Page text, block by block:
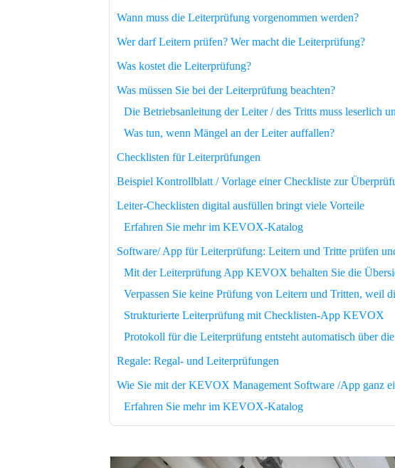
Wann muss die Leiterprüfung vorgenommen werden?
Wer darf Leitern prüfen? Wer macht die Leiterprüfung?
Was kostet die Leiterprüfung?
Was müssen Sie bei der Leiterprüfung beachten?
Die Betriebsanleitung der Leiter / des Tritts muss leserlich
Was tun, wenn Mängel an der Leiter auffallen?
Checklisten für Leiterprüfungen
Beispiel Kontrollblatt / Vorlage einer Checkliste zur
Leiter-Checklisten digital ausfüllen bringt viele Vorteile
Erfahren Sie mehr im KEVOX-Katalog
Software/ App für Leiterprüfung: Leitern und Tritte prüfen
Mit der Leiterprüfung App KEVOX behalten Sie die
Verpassen Sie keine Prüfung von Leitern und Tritten, weil
Strukturierte Leiterprüfung mit Checklisten-App KEVOX
Protokoll für die Leiterprüfung entsteht automatisch über
Regale: Regal- und Leiterprüfungen
Wie Sie mit der KEVOX Management Software /App ganz
Erfahren Sie mehr im KEVOX-Katalog